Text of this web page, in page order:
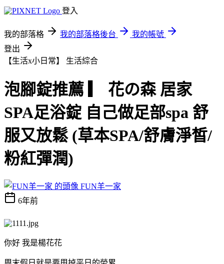
登入
我的部落格 我的部落格後台
我的帳號
登出
【生活x小日常】 生活綜合
泡腳錠推薦 ▎ 花の森 居家
SPA足浴錠 自己做足部spa 舒
服又放鬆 (草本SPA/舒膚淨皙/
粉紅彈潤)
FUN羊一家
6年前
你好 我是楊花花